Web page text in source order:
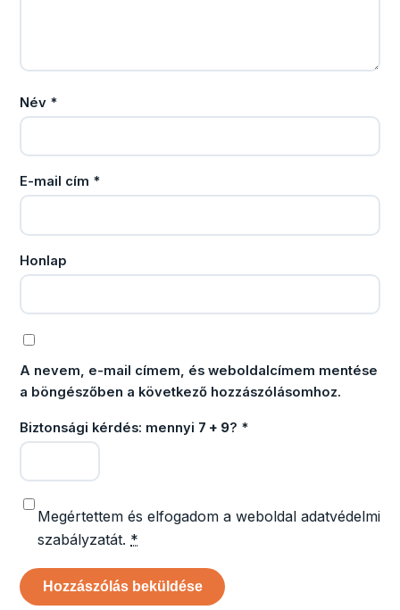
Név *
E-mail cím *
Honlap
A nevem, e-mail címem, és weboldalcímem mentése
a böngészőben a következő hozzászólásomhoz.
Biztonsági kérdés: mennyi 7 + 9? *
Megértettem és elfogadom a weboldal adatvédelmi
szabályzatát. *